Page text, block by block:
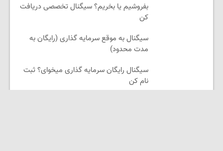
بفروشیم یا بخریم؟ سیگنال تخصصی دریافت
کن
سیگنال به موقع سرمایه گذاری (رایگان به
مدت محدود)
سیگنال رایگان سرمایه گذاری میخوای؟ ثبت
نام کن